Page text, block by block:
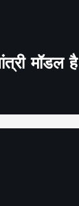
मॉडल है